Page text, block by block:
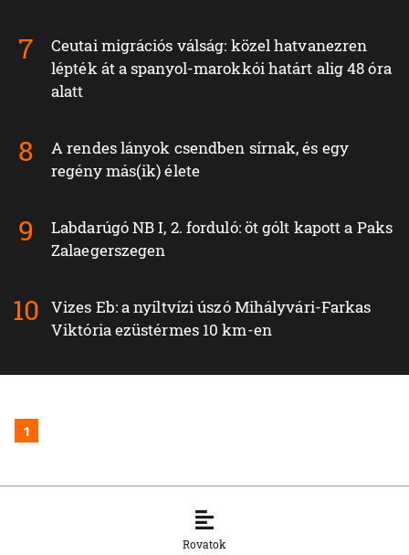
Ceutai migrációs válság: közel hatvanezren
lépték át a spanyol-marokkói határt alig 48 óra
alatt
A rendes lányok csendben sírnak, és egy
regény más(ik) élete
Labdarúgó NB I, 2. forduló: öt gólt kapott a Paks
Zalaegerszegen
Vizes Eb: a nyíltvízi úszó Mihályvári-Farkas
Viktória ezüstérmes 10 km-en
1
Rovatok